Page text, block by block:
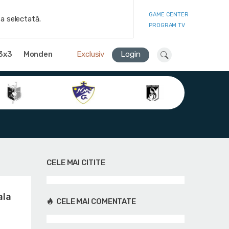
selectată.
GAME CENTER
PROGRAM TV
Monden Exclusiv Login
CELE MAI CITITE
CELE MAI COMENTATE